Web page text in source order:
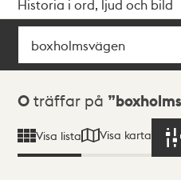
Historia i ord, ljud och bild
Sök
Sökresultat
0 träffar på
Visa lista Visa karta